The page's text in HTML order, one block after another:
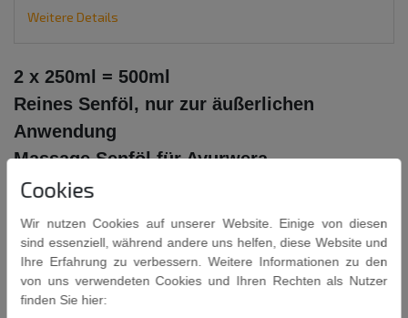
Weitere Details
2 x 250ml = 500ml
Reines Senföl, nur zur äußerlichen
Anwendung
Massage Senföl für Ayurwera
Anwendungen
PREMIUM QUALITY
Cookies
Wir nutzen Cookies auf unserer Website. Einige von diesen
sind essenziell, während andere uns helfen, diese Website und
Ihre Erfahrung zu verbessern. Weitere Informationen zu den
von uns verwendeten Cookies und Ihren Rechten als Nutzer
finden Sie hier: